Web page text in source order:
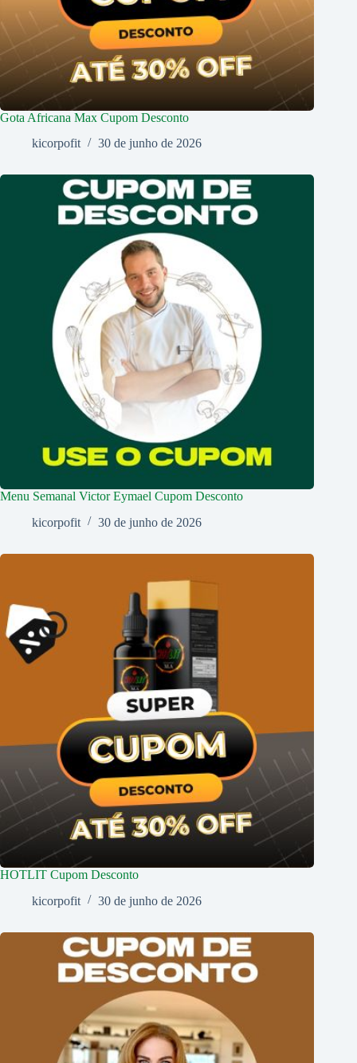
Gota Africana Max Cupom Desconto
kicorpofit
30 de junho de 2026
Menu Semanal Victor Eymael Cupom Desconto
kicorpofit
30 de junho de 2026
HOTLIT Cupom Desconto
kicorpofit
30 de junho de 2026